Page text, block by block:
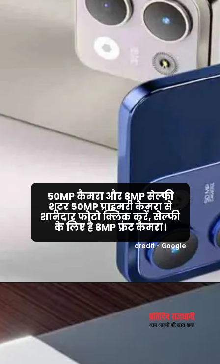
credit - Google
50MP कैमरा और 8MP सेल्फी
शूटर 50MP प्राइमरी कैमरा से
शानदार फोटो क्लिक करें, सेल्फी
के लिए है 8MP फ्रंट कैमरा।